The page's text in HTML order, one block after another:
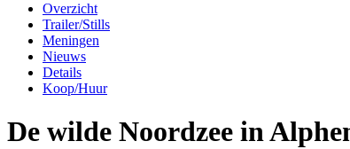
Overzicht
Trailer/Stills
Meningen
Nieuws
Details
Koop/Huur
De wilde Noordzee in